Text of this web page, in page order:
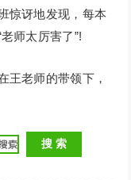
惊讶地发现，每本
师太厉害了”!
老师的带领下，